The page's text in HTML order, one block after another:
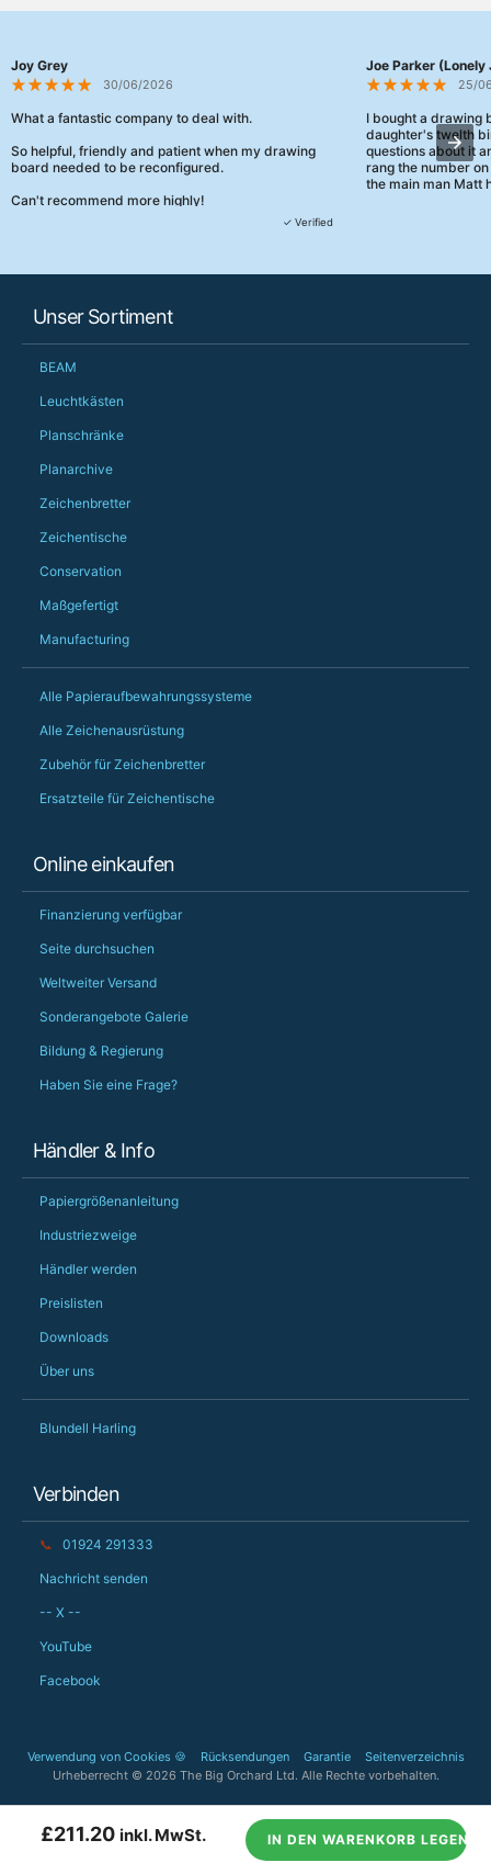
£211.20 inkl. MwSt. IN DEN WARENKORB LEGEN
Joy Grey
30/06/2026
What a fantastic company to deal with.
So helpful, friendly and patient when my drawing
board needed to be reconfigured.
Can't recommend more highly!
✓ Verified
Joe Parker (Lonely
25/
I bought a drawing
daughter's twelth
questions about it
rang the number
the main man Matt
Unser Sortiment
BEAM
Leuchtkästen
Planschränke
Planarchive
Zeichenbretter
Zeichentische
Conservation
Maßgefertigt
Manufacturing
Alle Papieraufbewahrungssysteme
Alle Zeichenausrüstung
Zubehör für Zeichenbretter
Ersatzteile für Zeichentische
Online einkaufen
Finanzierung verfügbar
Seite durchsuchen
Weltweiter Versand
Sonderangebote Galerie
Bildung & Regierung
Haben Sie eine Frage?
Händler & Info
Papiergrößenanleitung
Industriezweige
Händler werden
Preislisten
Downloads
Über uns
Blundell Harling
Verbinden
📞 01924 291333
Nachricht senden
-- X --
YouTube
Facebook
Verwendung von Cookies 🍪 Rücksendungen Garantie
Seitenverzeichnis
Urheberrecht © 2026 The Big Orchard Ltd. Alle Rechte vorbehalten.